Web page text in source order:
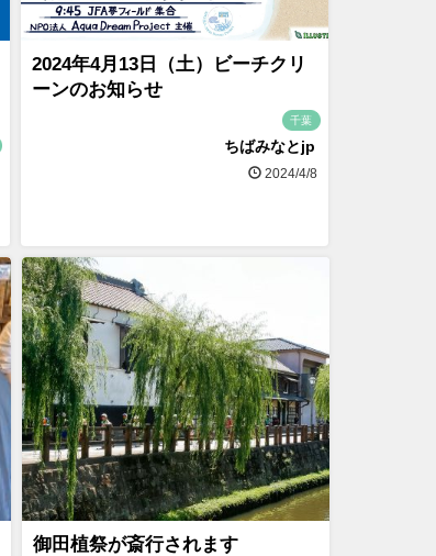
2024年4月13日（土）ビーチクリ
ーンのお知らせ
千葉
ちばみなとjp
2024/4/8
御田植祭が斎行されます